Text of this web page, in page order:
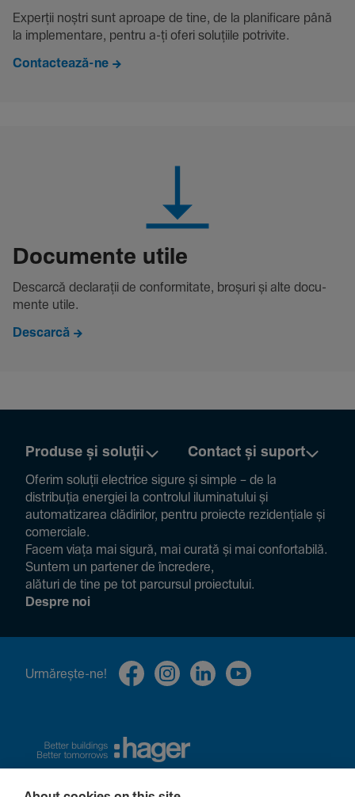
Experții noștri sunt aproape de tine, de la plani­fi­care până
la imple­men­tare, pentru a-ți oferi solu­țiile potri­vite.
Contactează-ne
Docu­mente utile
Descarcă decla­rații de conformitate, broșuri și alte docu­
mente utile.
Descarcă
Produse și soluții Contact și suport
Oferim soluții electrice sigure și simple – de la
distribuția energiei la controlul ilumi­na­tului și
auto­ma­ti­zarea clădi­rilor, pentru proiecte rezi­den­țiale și
comer­ciale.
Facem viața mai sigură, mai curată și mai confor­ta­bilă.
Suntem un partener de încre­dere,
alături de tine pe tot parcursul proiec­tului.
Despre noi
Urmă­rește-ne!